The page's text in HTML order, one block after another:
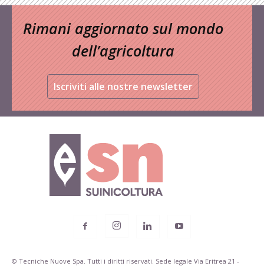
Rimani aggiornato sul mondo
dell’agricoltura
Iscriviti alle nostre newsletter
© Tecniche Nuove Spa. Tutti i diritti riservati. Sede legale Via Eritrea 21 -